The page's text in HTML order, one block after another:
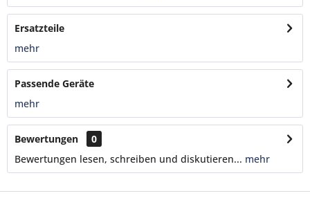
Ersatzteile
mehr
Passende Geräte
mehr
Bewertungen
0
Bewertungen lesen, schreiben und diskutieren... mehr